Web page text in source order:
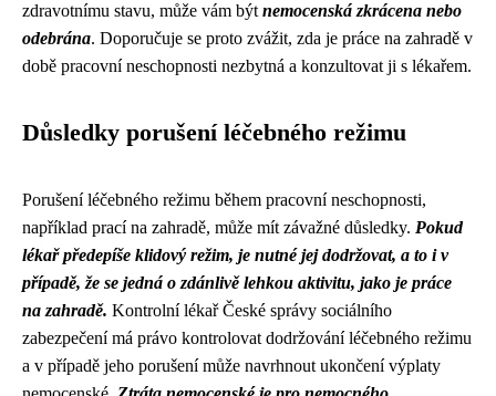
zdravotnímu stavu, může vám být nemocenská zkrácena nebo
odebrána. Doporučuje se proto zvážit, zda je práce na zahradě v
době pracovní neschopnosti nezbytná a konzultovat ji s lékařem.
Důsledky porušení léčebného režimu
Porušení léčebného režimu během pracovní neschopnosti,
například prací na zahradě, může mít závažné důsledky. Pokud
lékař předepíše klidový režim, je nutné jej dodržovat, a to i v
případě, že se jedná o zdánlivě lehkou aktivitu, jako je práce
na zahradě. Kontrolní lékař České správy sociálního
zabezpečení má právo kontrolovat dodržování léčebného režimu
a v případě jeho porušení může navrhnout ukončení výplaty